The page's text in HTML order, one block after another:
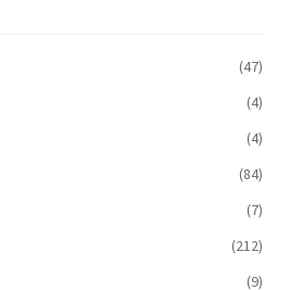
(47)
(4)
(4)
(84)
(7)
(212)
(9)